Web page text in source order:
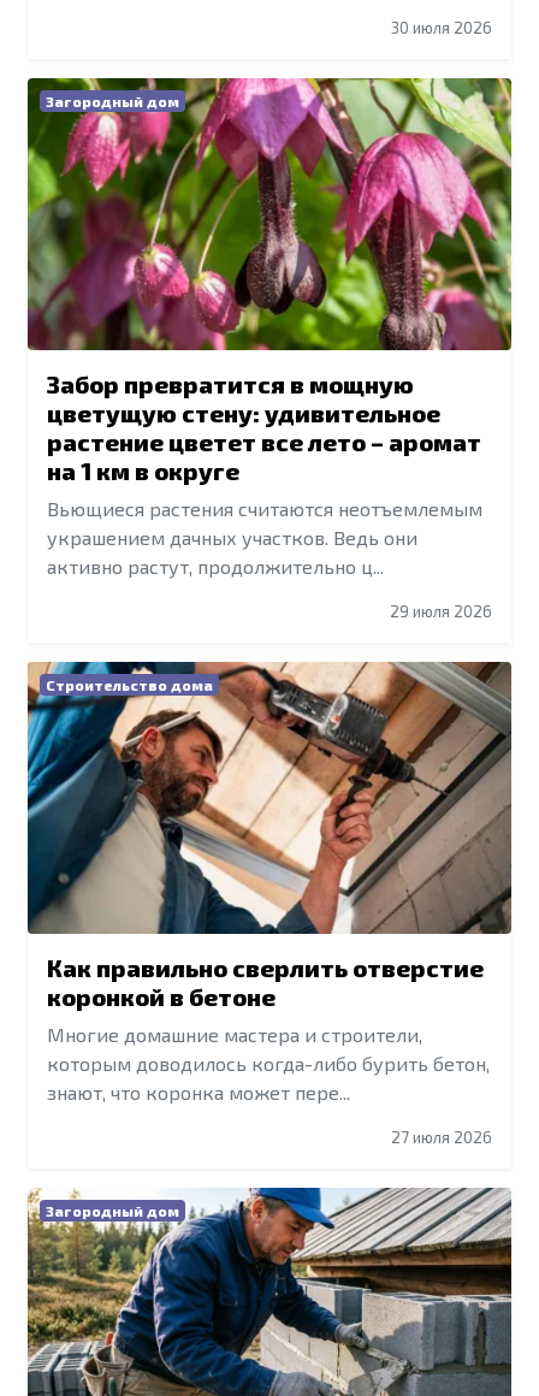
30 июля 2026
Загородный дом
Забор превратится в мощную
цветущую стену: удивительное
растение цветет все лето – аромат
на 1 км в округе
Вьющиеся растения считаются неотъемлемым
украшением дачных участков. Ведь они
активно растут, продолжительно ц...
29 июля 2026
Строительство дома
Как правильно сверлить отверстие
коронкой в бетоне
Многие домашние мастера и строители,
которым доводилось когда-либо бурить бетон,
знают, что коронка может пере...
27 июля 2026
Загородный дом